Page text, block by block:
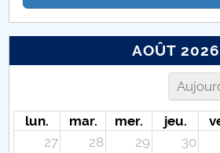
AOÛT 2026
lun. mar. mer. jeu.
27
28 29 30